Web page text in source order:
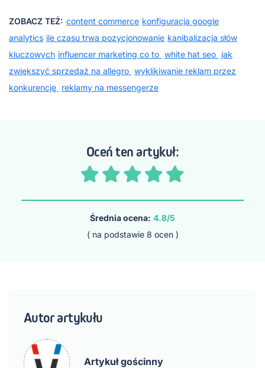
ZOBACZ TEŻ: content commerce konfiguracja google
analytics ile czasu trwa pozycjonowanie kanibalizacja słów
kluczowych influencer marketing co to white hat seo jak
zwiększyć sprzedaż na allegro wyklikiwanie reklam przez
konkurencję reklamy na messengerze
Oceń ten artykuł:
Średnia ocena: 4.8/5
( na podstawie 8 ocen )
Autor artykułu
Artykuł gościnny